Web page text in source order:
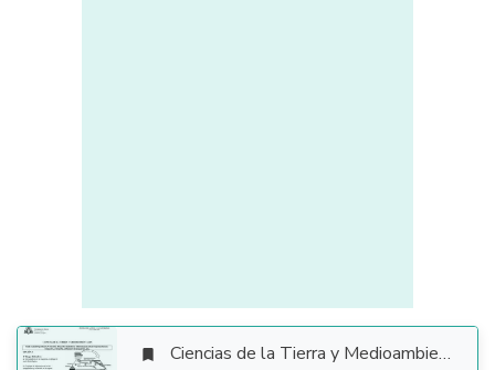
 Ciencias de la Tierra y Medioambientales